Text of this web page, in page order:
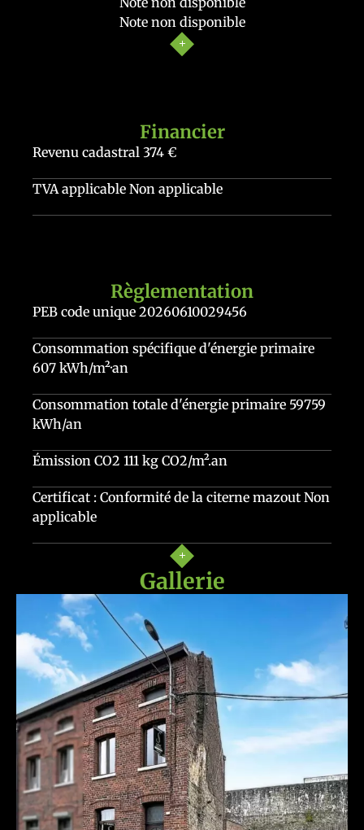
Note non disponible
Financier
Revenu cadastral 374 €
TVA applicable Non applicable
Règlementation
PEB code unique 20260610029456
Consommation spécifique d'énergie primaire
607 kWh/m²·an
Consommation totale d'énergie primaire 59759
kWh/an
Émission CO2 111 kg CO2/m².an
Certificat : Conformité de la citerne mazout Non
applicable
Gallerie